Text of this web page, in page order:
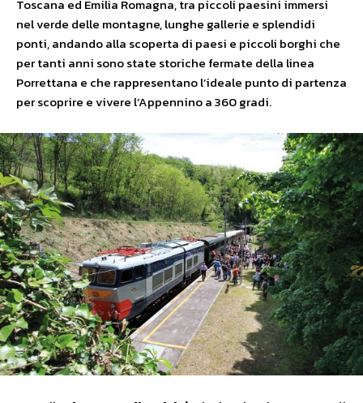
Toscana ed Emilia Romagna, tra piccoli paesini immersi
nel verde delle montagne, lunghe gallerie e splendidi
ponti, andando alla scoperta di paesi e piccoli borghi che
per tanti anni sono state storiche fermate della linea
Porrettana e che rappresentano l’ideale punto di partenza
per scoprire e vivere l’Appennino a 360 gradi.